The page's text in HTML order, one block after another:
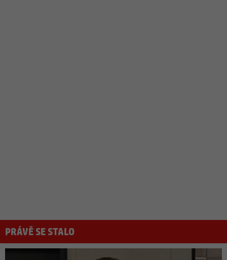
PRÁVĚ SE STALO